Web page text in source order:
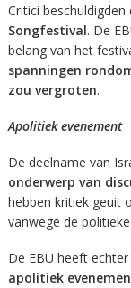
Critici
Songfestival. De
belang van het
spanningen
zou vergroten.
Apolitiek evenement
De deelname van
onderwerp van
hebben kritiek geuit
vanwege de
De EBU heeft
apolitiek